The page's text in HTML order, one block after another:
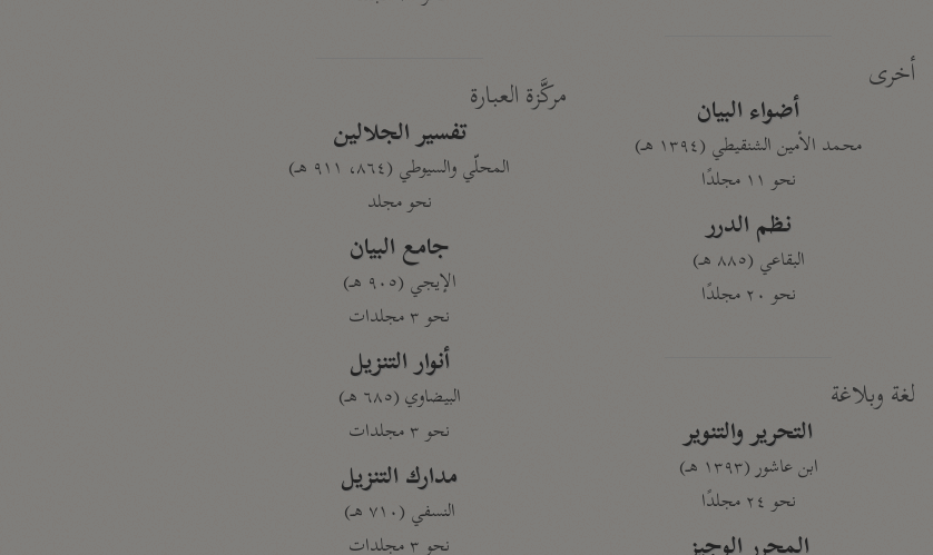
أخرى
أضواء البيان
محمد الأمين الشنقيطي (١٣٩٤ هـ)
نحو ١١ مجلدًا
نظم الدرر
البقاعي (٨٨٥ هـ)
نحو ٢٠ مجلدًا
لغة وبلاغة
التحرير والتنوير
ابن عاشور (١٣٩٣ هـ)
نحو ٢٤ مجلدًا
مركَّزة العبارة
تفسير الجلالين
المحلّي والسيوطي (٨٦٤، ٩١١ هـ)
نحو مجلد
جامع البيان
الإيجي (٩٠٥ هـ)
نحو ٣ مجلدات
أنوار التنزيل
البيضاوي (٦٨٥ هـ)
نحو ٣ مجلدات
مدارك التنزيل
النسفي (٧١٠ هـ)
نحو ٣ مجلدات